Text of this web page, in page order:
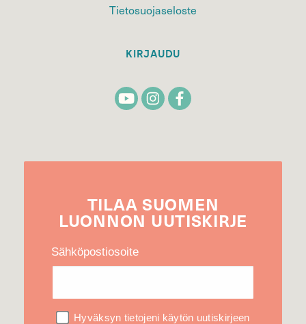
Tietosuojaseloste
KIRJAUDU
TILAA SUOMEN
LUONNON UUTIS­KIRJE
Sähköpostiosoite
Hyväksyn tietojeni käytön uutiskirjeen